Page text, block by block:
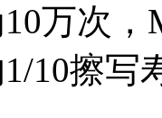
万次
10擦写